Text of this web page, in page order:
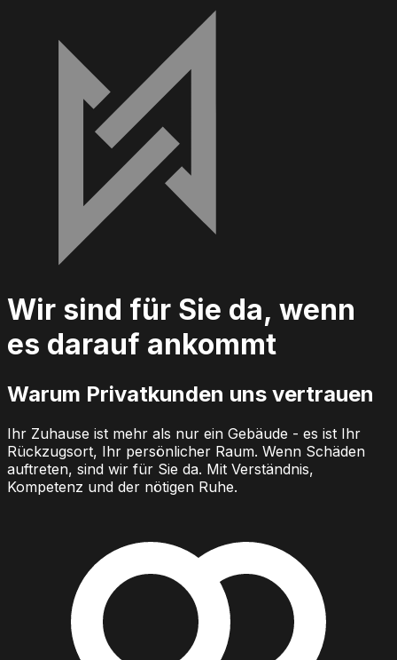
Wir sind für Sie da, wenn
es darauf ankommt
Warum Privatkunden uns vertrauen
Ihr Zuhause ist mehr als nur ein Gebäude - es ist Ihr
Rückzugsort, Ihr persönlicher Raum. Wenn Schäden
auftreten, sind wir für Sie da. Mit Verständnis,
Kompetenz und der nötigen Ruhe.